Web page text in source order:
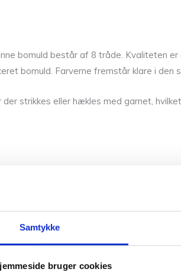
Samtykke
bruger cookies
bomuld består af 8 tråde. Kvaliteten
bomuld. Farverne fremstår klare i den
der strikkes eller hækles med garnet,
cm